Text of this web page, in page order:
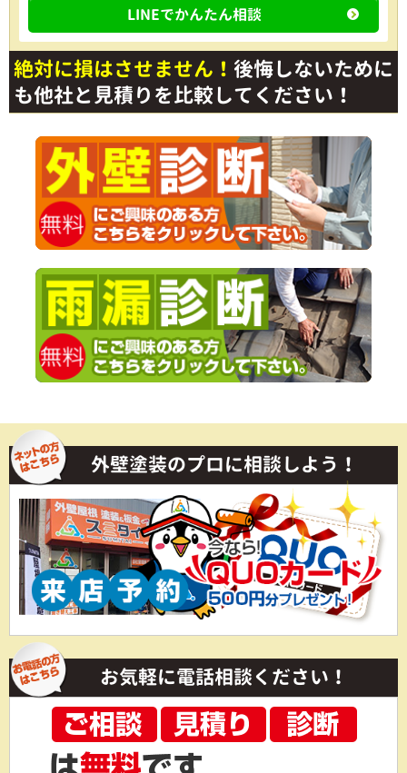
LINEでかんたん相談
絶対に損はさせません！ 後悔しないために
も他社と見積りを比較してください！
外壁塗装のプロに相談しよう！
お気軽に電話相談ください！